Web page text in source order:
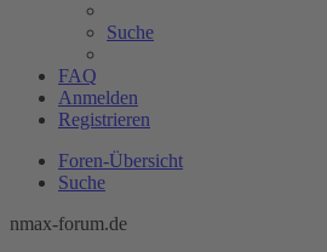
Suche
FAQ
Anmelden
Registrieren
Foren-Übersicht
Suche
nmax-forum.de